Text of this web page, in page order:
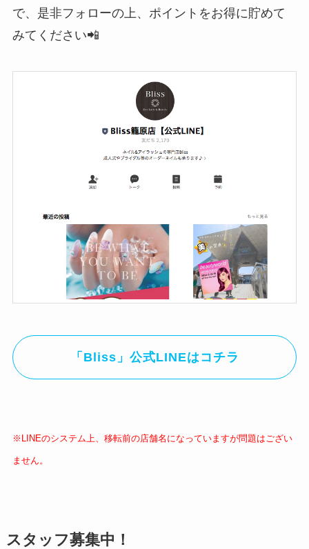
で、是非フォローの上、ポイントをお得に貯めて
みてください📲
「Bliss」公式LINEはコチラ
※LINEのシステム上、移転前の店舗名になっていますが問題はござい
ません。
スタッフ募集中！